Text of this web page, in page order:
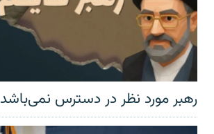
رهبر مورد نظر در دسترس نمی‌باشد